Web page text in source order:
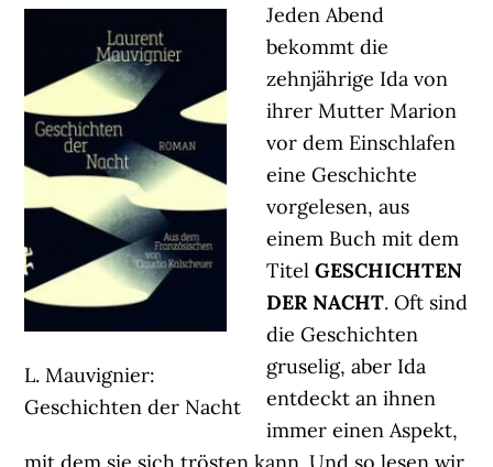
L. Mauvignier:
Geschichten der Nacht
Jeden Abend
bekommt die
zehnjährige Ida von
ihrer Mutter Marion
vor dem Einschlafen
eine Geschichte
vorgelesen, aus
einem Buch mit dem
TitelGESCHICHTEN
DER NACHT. Oft sind
die Geschichten
gruselig, aber Ida
entdeckt an ihnen
immer einen Aspekt,
mit dem sie sich trösten kann. Und so lesen wir